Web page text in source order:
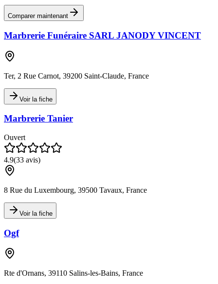
Comparer maintenant
Marbrerie Funéraire SARL JANODY VINCENT
Ter, 2 Rue Carnot, 39200 Saint-Claude, France
Voir la fiche
Marbrerie Tanier
Ouvert
4.9(33 avis)
8 Rue du Luxembourg, 39500 Tavaux, France
Voir la fiche
Ogf
Rte d'Ornans, 39110 Salins-les-Bains, France